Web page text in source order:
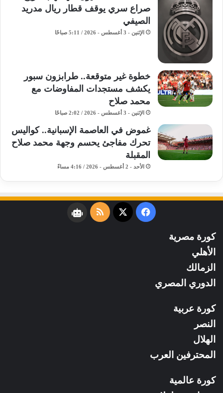
صراع سري يوقف قطار ريال مدريد
الصيفي
الإثنين - 3 أغسطس - 2026 / 5:11 صباحًا
خطوة غير متوقعة.. طرابزون سبور
يكشف مستجدات المفاوضات مع
محمد صلاح
الإثنين - 3 أغسطس - 2026 / 2:02 صباحًا
غموض في العاصمة الإسبانية.. كواليس
تحرك مفاجئ يحسم وجهة محمد صلاح
المقبلة
الأحد - 2 أغسطس - 2026 / 4:16 مساءً
فيسبوك
‫X
ملخصنبض
كورة مصرية
الأهلي
الزمالك
الدوري المصري
كورة عربية
النصر
الهلال
المحترفين العرب
كورة عالمية